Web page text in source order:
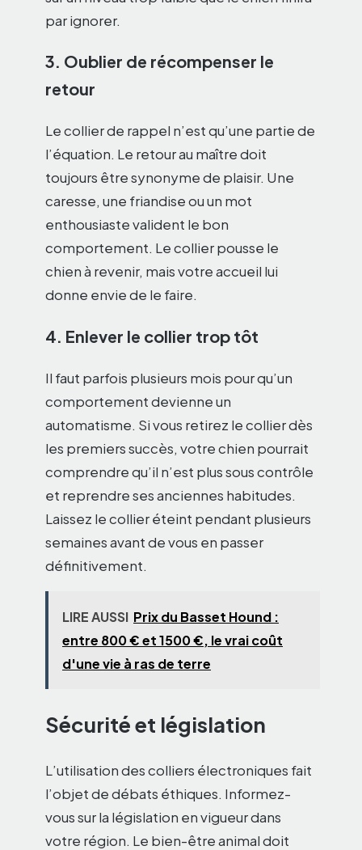
par ignorer.
3. Oublier de récompenser le
retour
Le collier de rappel n’est qu’une partie de
l’équation. Le retour au maître doit
toujours être synonyme de plaisir. Une
caresse, une friandise ou un mot
enthousiaste valident le bon
comportement. Le collier pousse le
chien à revenir, mais votre accueil lui
donne envie de le faire.
4. Enlever le collier trop tôt
Il faut parfois plusieurs mois pour qu’un
comportement devienne un
automatisme. Si vous retirez le collier dès
les premiers succès, votre chien pourrait
comprendre qu’il n’est plus sous contrôle
et reprendre ses anciennes habitudes.
Laissez le collier éteint pendant plusieurs
semaines avant de vous en passer
définitivement.
LIRE AUSSI Prix du Basset Hound :
entre 800 € et 1500 €, le vrai coût
d'une vie à ras de terre
Sécurité et législation
L’utilisation des colliers électroniques fait
l’objet de débats éthiques. Informez-
vous sur la législation en vigueur dans
votre région. Le bien-être animal doit